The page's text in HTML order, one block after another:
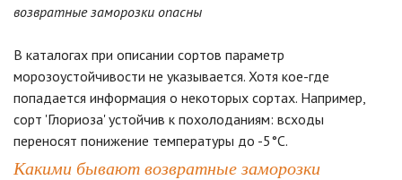
возвратные заморозки опасны
В каталогах при описании сортов параметр
морозоустойчивости не указывается. Хотя кое-где
попадается информация о некоторых сортах. Например,
сорт 'Глориоза' устойчив к похолоданиям: всходы
переносят понижение температуры до -5°C.
Какими бывают возвратные заморозки